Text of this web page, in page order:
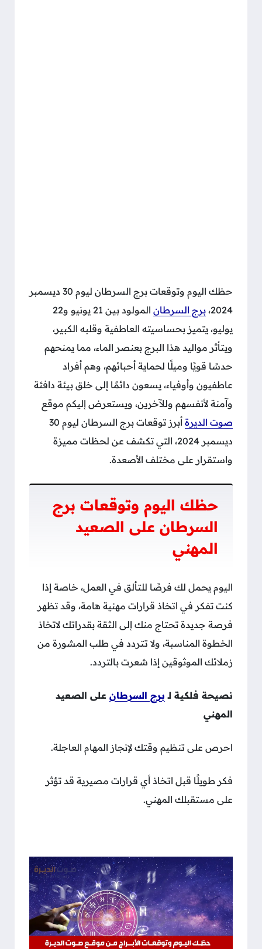
حظك اليوم وتوقعات برج السرطان ليوم 30 ديسمبر
2024، برج السرطان
المولود بين 21 يونيو و22
يوليو، يتميز بحساسيته العاطفية وقلبه الكبير،
ويتأثر مواليد هذا البرج بعنصر الماء، مما يمنحهم
حدسًا قويًا وميلًا لحماية أحبائهم، وهم أفراد
عاطفيون وأوفياء، يسعون دائمًا إلى خلق بيئة دافئة
وآمنة لأنفسهم وللآخرين، ويستعرض إليكم موقع
صوت الديرة
أبرز توقعات برج السرطان ليوم 30
ديسمبر 2024، التي تكشف عن لحظات مميزة
واستقرار على مختلف الأصعدة.
حظك اليوم وتوقعات برج
السرطان على الصعيد
المهني
اليوم يحمل لك فرصًا للتألق في العمل، خاصة إذا
كنت تفكر في اتخاذ قرارات مهنية هامة، وقد تظهر
فرصة جديدة تحتاج منك إلى الثقة بقدراتك لاتخاذ
الخطوة المناسبة، ولا تتردد في طلب المشورة من
زملائك الموثوقين إذا شعرت بالتردد.
نصيحة فلكية لـ برج السرطان على الصعيد
المهني
احرص على تنظيم وقتك لإنجاز المهام العاجلة.
فكر طويلًا قبل اتخاذ أي قرارات مصيرية قد تؤثر
على مستقبلك المهني.